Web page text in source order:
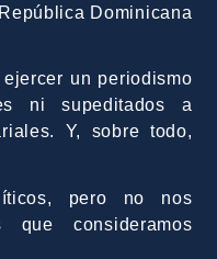
Dominicana
un periodismo
ni supeditados a
Y, sobre todo,
pero no nos
que consideramos